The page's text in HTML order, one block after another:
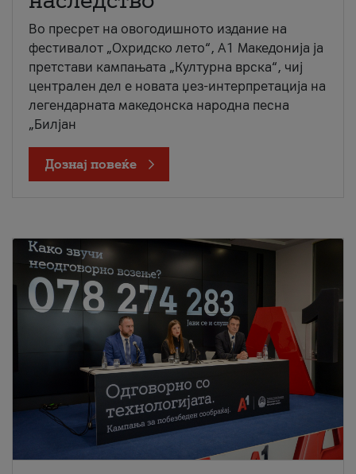
Во пресрет на овогодишното издание на
фестивалот „Охридско лето“, А1 Македонија ја
претстави кампањата „Културна врска“, чиј
централен дел е новата џез-интерпретација на
легендарната македонска народна песна
„Билјан
Дознај повеќе